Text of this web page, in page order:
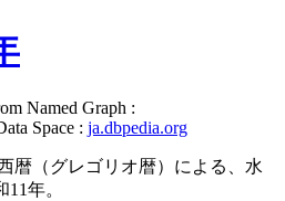
Named Graph :
Space : ja.dbpedia.org
暦（グレゴリオ暦）による、水
年。